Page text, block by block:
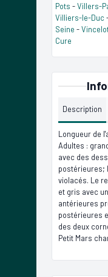
Pots -Villers-
Villiers-le-Duc
Seine -
Cure
Description
Longueur de
Adultes :
avec des
postérieures;
violacés. Le
et gris avec
antérieures
postérieures
des deux
Petit Mars